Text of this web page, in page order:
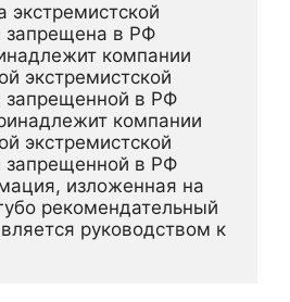
экстремистской
запрещена в РФ
компании
экстремистской
запрещенной в РФ
компании
экстремистской
запрещенной в РФ
изложенная на
рекомендательный
руководством к